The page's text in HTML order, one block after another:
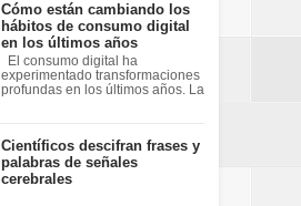
Cómo están cambiando los
hábitos de consumo digital
en los últimos años
El consumo digital ha
experimentado transformaciones
profundas en los últimos años. La
Científicos descifran frases y
palabras de señales
cerebrales